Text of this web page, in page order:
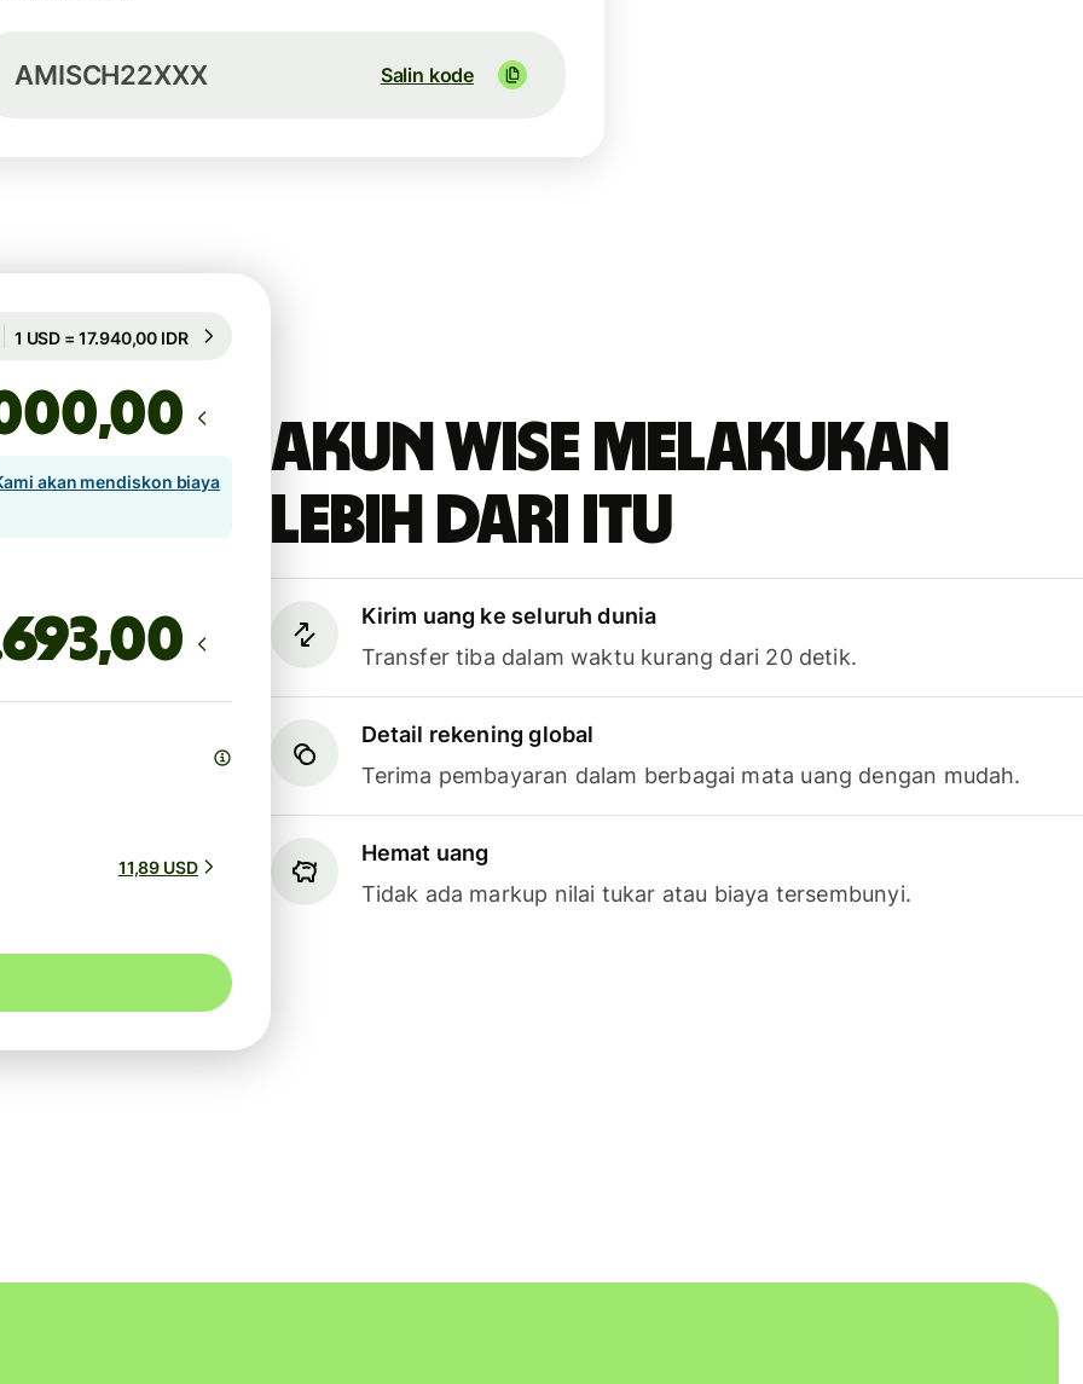
AMISCH22XXX Salin kode
Akun Wise melakukan
lebih dari itu
Kirim uang ke seluruh dunia
Transfer tiba dalam waktu kurang dari 20 detik.
Detail rekening global
Terima pembayaran dalam berbagai mata uang dengan mudah.
Hemat uang
Tidak ada markup nilai tukar atau biaya tersembunyi.
Dijamin selama 19h
,00
akan mendiskon biaya
,00
11,89 USD